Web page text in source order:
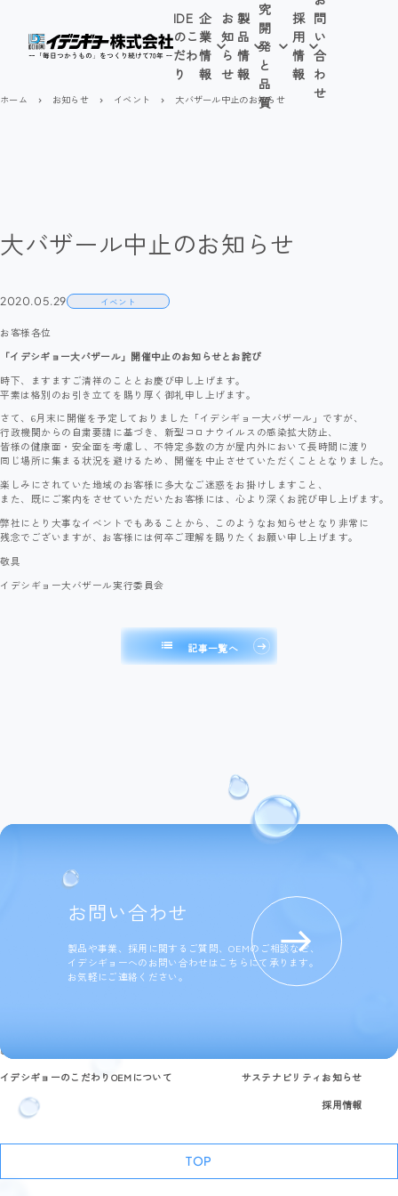
IDE
のこ
だわ
り
企
業
情
報
お
知
ら
せ
製
品
情
報
究
開
発
と
品
質
採
用
情
報
問
い
合
わ
せ
ホーム navigate_next お知らせ navigate_next イベント navigate_next 大バザール中止のお知らせ
大バザール中止のお知らせ
2020.05.29 イベント
お客様各位
「イデシギョー大バザール」開催中止のお知らせとお詫び
時下、ますますご清祥のこととお慶び申し上げます。
平素は格別のお引き立てを賜り厚く御礼申し上げます。
さて、6月末に開催を予定しておりました「イデシギョー大バザール」ですが、
行政機関からの自粛要請に基づき、新型コロナウイルスの感染拡大防止、
皆様の健康面・安全面を考慮し、不特定多数の方が屋内外において長時間に渡り
同じ場所に集まる状況を避けるため、開催を中止させていただくこととなりました。
楽しみにされていた地域のお客様に多大なご迷惑をお掛けしますこと、
また、既にご案内をさせていただいたお客様には、心より深くお詫び申し上げます。
弊社にとり大事なイベントでもあることから、このようなお知らせとなり非常に
残念でございますが、お客様には何卒ご理解を賜りたくお願い申し上げます。
敬具
イデシギョー大バザール実行委員会
list 記事一覧へ
お問い合わせ
製品や事業、採用に関するご質問、OEMのご相談など、
イデシギョーへのお問い合わせはこちらにて承ります。
お気軽にご連絡ください。
製品情報
イデシギョーのこだわりOEMについて
サステナビリティ お知らせ
採用情報
TOP